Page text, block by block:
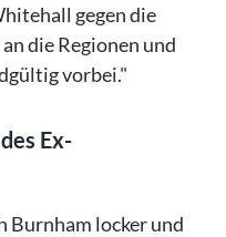
gegen die
die Regionen und
vorbei."
Ex-
Burnham locker und